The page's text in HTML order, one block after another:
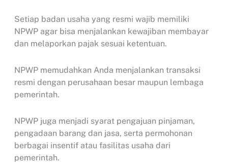
Setiap badan usaha yang resmi wajib memiliki
NPWP agar bisa menjalankan kewajiban membayar
dan melaporkan pajak sesuai ketentuan.
NPWP memudahkan Anda menjalankan transaksi
resmi dengan perusahaan besar maupun lembaga
pemerintah.
NPWP juga menjadi syarat pengajuan pinjaman,
pengadaan barang dan jasa, serta permohonan
berbagai insentif atau fasilitas usaha dari
pemerintah.